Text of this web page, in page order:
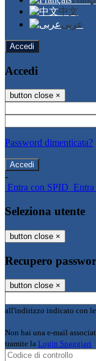
中文
عربى
Accedi
Accedi
button close ×
Password dimenticata?
-
Entra con SPID
Seleziona utente
button close ×
Recupero
button close ×
all'indirizzo indicato con
Non hai una e-mail
tramite la Login Spaggiari